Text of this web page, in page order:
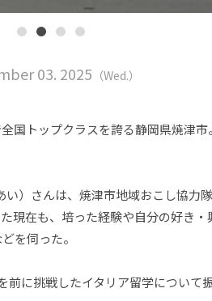
03. 2025 （Wed.）
国トップクラスを誇る静岡県焼津
）さんは、焼津市地域おこし協力
現在も、培った経験や自分の好き
を伺った。
に挑戦したイタリア留学について